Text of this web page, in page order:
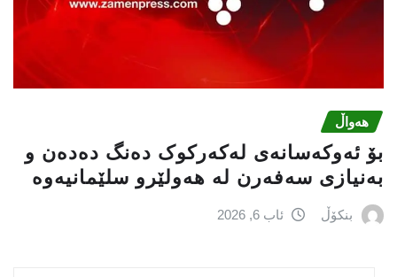
هەواڵ
بۆ ئەوکەسانەی لەکەرکوک دەنگ دەدەن و
بەنیازی سەفەرن لە هەولێرو سلێمانیەوە
بنکۆڵ ئاب 6, 2026